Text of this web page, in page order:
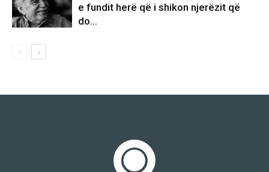
e fundit herë që i shikon njerëzit që
do…